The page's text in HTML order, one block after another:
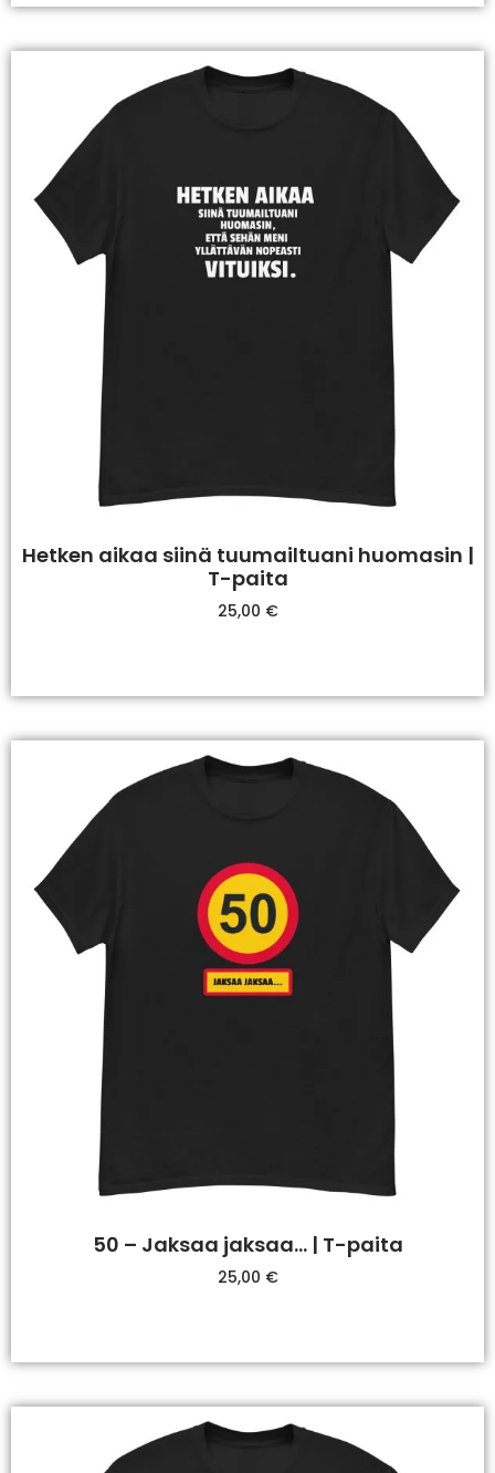
Hetken aikaa siinä tuumailtuani huomasin |
T-paita
25,00 €
50 – Jaksaa jaksaa… | T-paita
25,00 €